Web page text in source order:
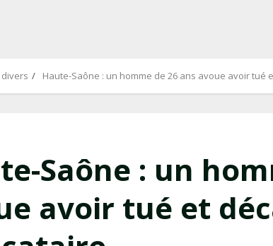
divers Haute-Saône : un homme de 26 ans avoue avoir tué
Saône : un
avoir tué et